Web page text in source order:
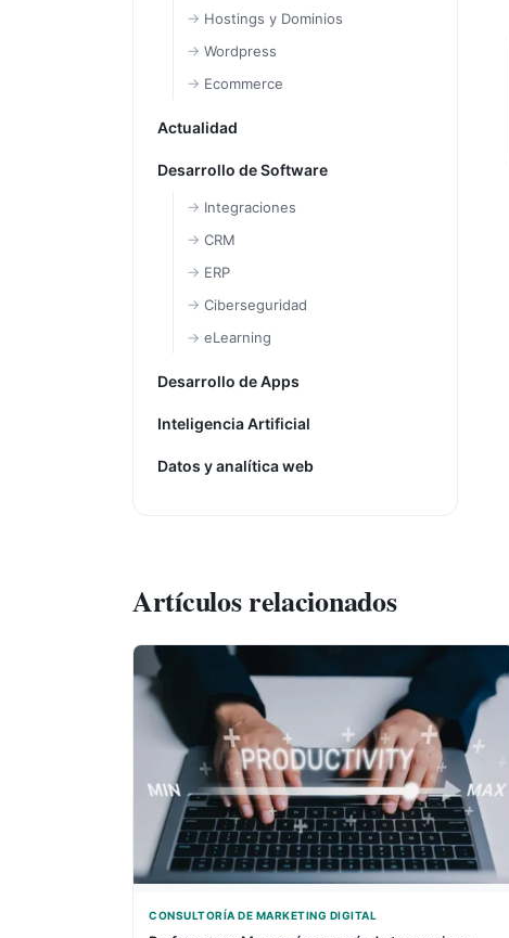
Hostings y Dominios
Wordpress
Ecommerce
Actualidad
Desarrollo de Software
Integraciones
CRM
ERP
Ciberseguridad
eLearning
Desarrollo de Apps
Inteligencia Artificial
Datos y analítica web
Artículos relacionados
CONSULTORÍA DE MARKETING DIGITAL